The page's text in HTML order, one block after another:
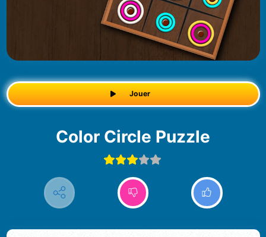
Jouer
Color Circle Puzzle